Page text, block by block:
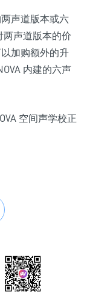
声道版本或六
声道版本的价
加购额外的升
内建的六声